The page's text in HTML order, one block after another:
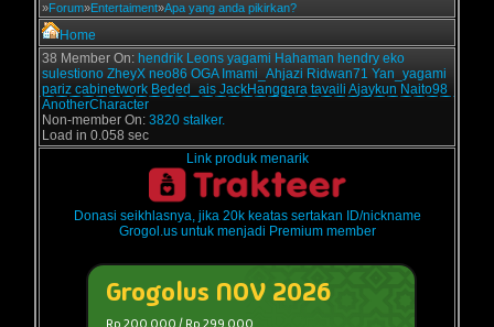
»Forum»Entertaiment»Apa yang anda pikirkan?
Home
38 Member On: hendrik Leons yagami Hahaman hendry eko
sulestiono ZheyX neo86 OGA Imami_Ahjazi Ridwan71 Yan_yagami
pariz cabinetwork Beded_ais JackHanggara tavaili Ajaykun Naito98
AnotherCharacter
Non-member On: 3820 stalker.
Load in 0.058 sec
Link produk menarik
Donasi seikhlasnya, jika 20k keatas sertakan ID/nickname
Grogol.us untuk menjadi Premium member